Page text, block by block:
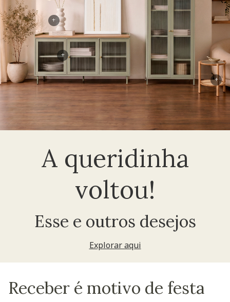
A queridinha
voltou!
Esse e outros desejos
Explorar aqui
+
+
+
Receber é motivo de festa